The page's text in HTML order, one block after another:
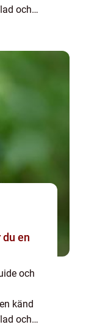
och
och
känd
och